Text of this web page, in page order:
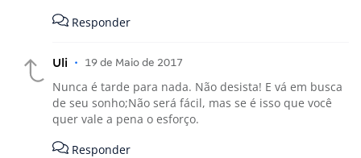
Responder
Uli • 19 de Maio de 2017
Nunca é tarde para nada. Não desista! E vá em busca
de seu sonho;Não será fácil, mas se é isso que você
quer vale a pena o esforço.
Responder